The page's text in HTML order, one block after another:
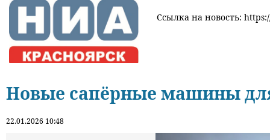
Ссылка на новость:
Новые сапёрные машины
22.01.2026 10:48